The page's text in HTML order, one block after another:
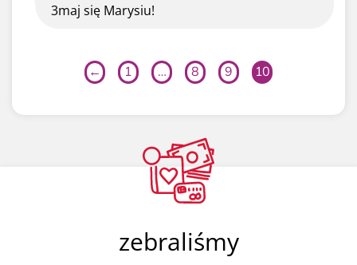
3maj się Marysiu!
← 1 … 8 9 10
zebraliśmy